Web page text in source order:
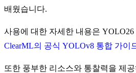
배웠습니다.
사용에 대한 자세한 내용은
ClearML의 공식 YOLOv8 통합 가이
또한 풍부한 리소스와 통찰력을 제